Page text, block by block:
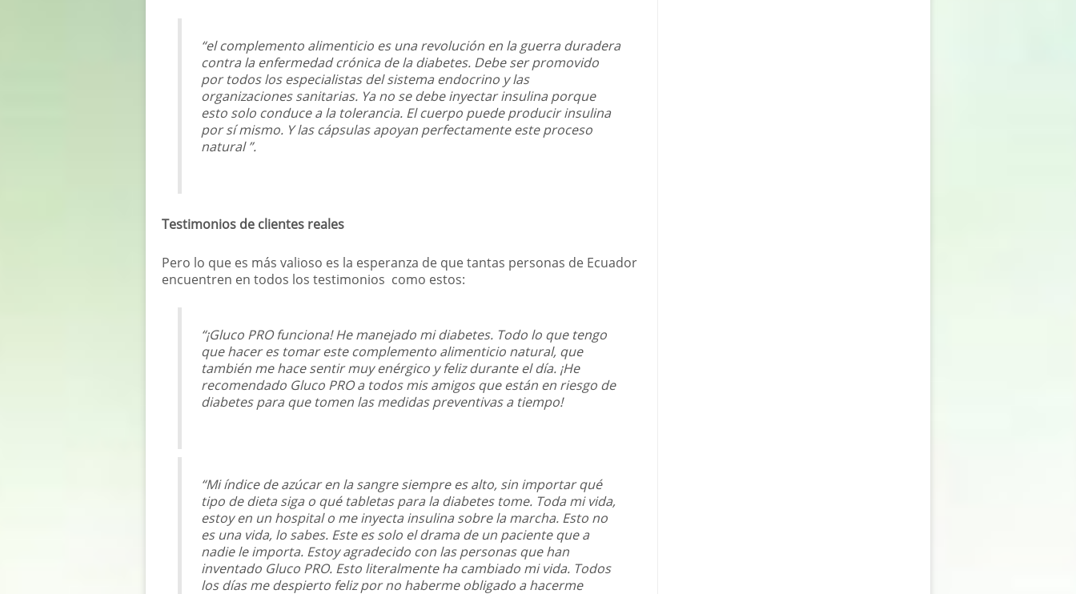
“el complemento alimenticio es una revolución en la guerra duradera
contra la enfermedad crónica de la diabetes. Debe ser promovido
por todos los especialistas del sistema endocrino y las
organizaciones sanitarias. Ya no se debe inyectar insulina porque
esto solo conduce a la tolerancia. El cuerpo puede producir insulina
por sí mismo. Y las cápsulas apoyan perfectamente este proceso
natural ”.
Testimonios de clientes reales
Pero lo que es más valioso es la esperanza de que tantas personas de Ecuador
encuentren en todos los testimonios como estos:
“¡Gluco PRO funciona! He manejado mi diabetes. Todo lo que tengo
que hacer es tomar este complemento alimenticio natural, que
también me hace sentir muy enérgico y feliz durante el día. ¡He
recomendado Gluco PRO a todos mis amigos que están en riesgo de
diabetes para que tomen las medidas preventivas a tiempo!
“Mi índice de azúcar en la sangre siempre es alto, sin importar qué
tipo de dieta siga o qué tabletas para la diabetes tome. Toda mi vida,
estoy en un hospital o me inyecta insulina sobre la marcha. Esto no
es una vida, lo sabes. Este es solo el drama de un paciente que a
nadie le importa. Estoy agradecido con las personas que han
inventado Gluco PRO. Esto literalmente ha cambiado mi vida. Todos
los días me despierto feliz por no haberme obligado a hacerme